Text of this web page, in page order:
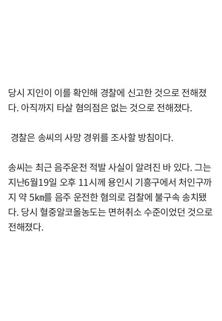
당시 지인이 이를 확인해 경찰에 신고한 것으로 전해졌
다. 아직까지 타살 혐의점은 없는 것으로 전해졌다.
경찰은 송씨의 사망 경위를 조사할 방침이다.
송씨는 최근 음주운전 적발 사실이 알려진 바 있다. 그는
지난6월19일 오후 11시께 용인시 기흥구에서 처인구까
지 약 5㎞를 음주 운전한 혐의로 검찰에 불구속 송치됐
다. 당시 혈중알코올농도는 면허취소 수준이었던 것으로
전해졌다.